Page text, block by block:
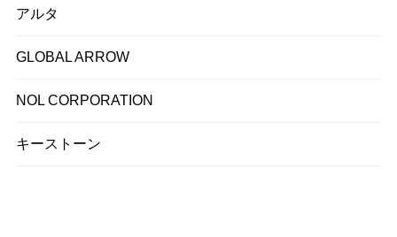
アルタ
GLOBAL ARROW
NOL CORPORATION
キーストーン